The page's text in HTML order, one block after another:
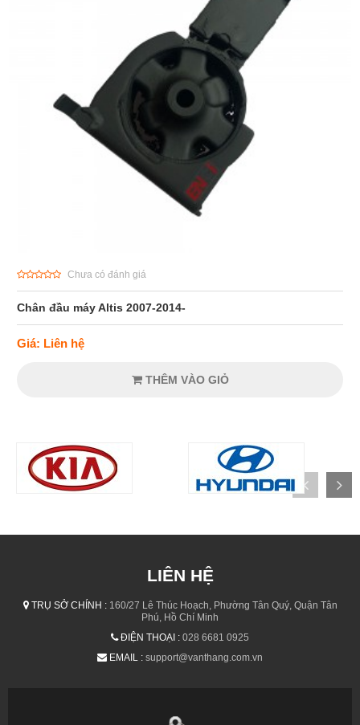
Chưa có đánh giá
Chân đầu máy Altis 2007-2014-
Giá: Liên hệ
THÊM VÀO GIỎ
LIÊN HỆ
TRỤ SỞ CHÍNH :160/27 Lê Thúc Hoạch, Phường Tân Quý, Quận Tân
Phú, Hồ Chí Minh
ĐIỆN THOẠI : 028 6681 0925
EMAIL : support@vanthang.com.vn